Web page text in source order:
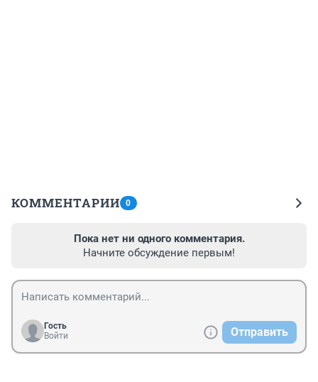
КОММЕНТАРИИ 0
Пока нет ни одного комментария.
Начните обсуждение первым!
Гость
Войти
Отправить